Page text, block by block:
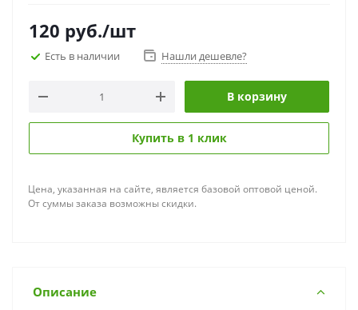
120 руб./шт
Есть в наличии Нашли дешевле?
В корзину
Купить в 1 клик
Цена, указанная на сайте, является базовой оптовой ценой.
От суммы заказа возможны скидки.
Описание